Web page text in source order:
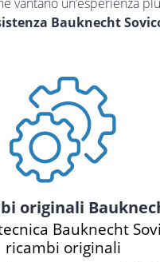
Bauknecht
originali
Bauknecht
ricambi originali